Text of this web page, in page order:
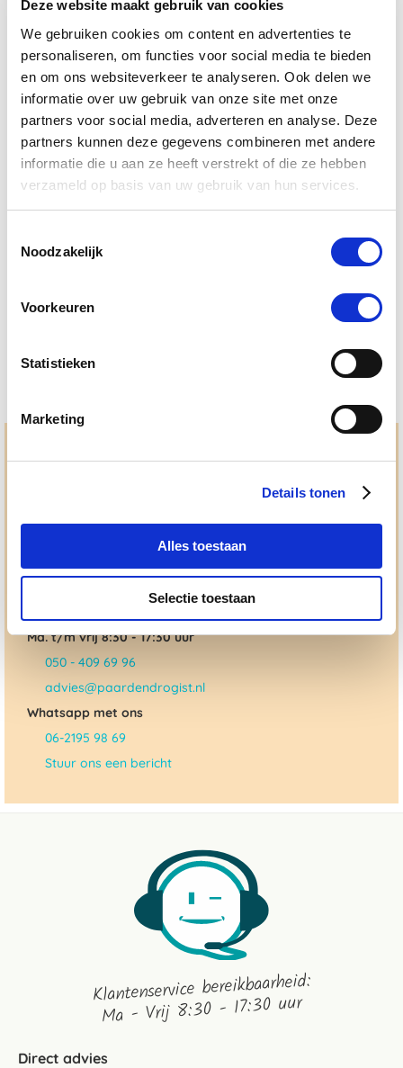
Deze website maakt gebruik van cookies
We gebruiken cookies om content en advertenties te
personaliseren, om functies voor social media te bieden
en om ons websiteverkeer te analyseren. Ook delen we
informatie over uw gebruik van onze site met onze
partners voor social media, adverteren en analyse. Deze
partners kunnen deze gegevens combineren met andere
informatie die u aan ze heeft verstrekt of die ze hebben
verzameld op basis van uw gebruik van hun services.
Noodzakelijk
Voorkeuren
Statistieken
Marketing
Details tonen
Alles toestaan
Selectie toestaan
Jouw paard gezond houden en krijgen. Dat is waar we het
allemaal voor doen. Bij De Paardendrogist worden we
"ouderwetse" service. Wij helpen je graag, doen wat wij
beloven en rusten pas als jij tevreden bent; dat menen we en
dat checken we ook.
Ma. t/m vrij 8:30 - 17:30 uur
050 - 409 69 96
advies@paardendrogist.nl
Whatsapp met ons
06-2195 98 69
Stuur ons een bericht
Klantenservice bereikbaarheid:
Ma - Vrij 8:30 - 17:30 uur
Direct advies